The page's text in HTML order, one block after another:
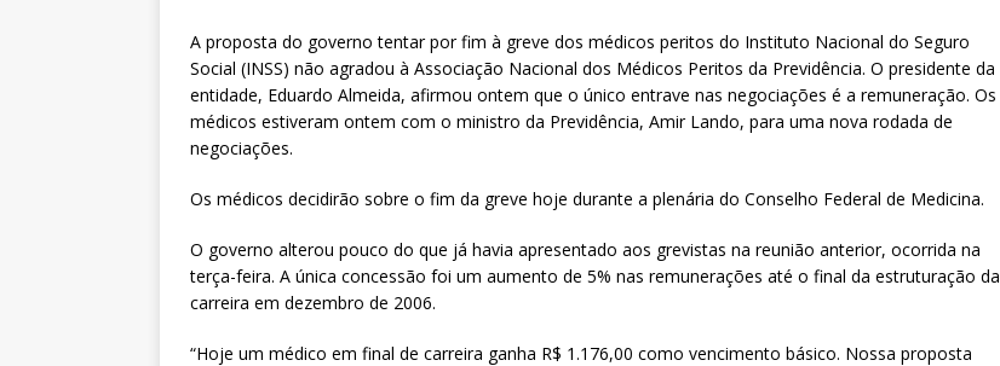
debate sobre os impactos das novas tecnologias no serviço público
DESTAQUES
A proposta do governo tentar por fim à greve dos médicos peritos do Instituto Nacional do Seguro
Social (INSS) não agradou à Associação Nacional dos Médicos Peritos da Previdência. O presidente da
entidade, Eduardo Almeida, afirmou ontem que o único entrave nas negociações é a remuneração. Os
médicos estiveram ontem com o ministro da Previdência, Amir Lando, para uma nova rodada de
negociações.
Os médicos decidirão sobre o fim da greve hoje durante a plenária do Conselho Federal de Medicina.
O governo alterou pouco do que já havia apresentado aos grevistas na reunião anterior, ocorrida na
terça-feira. A única concessão foi um aumento de 5% nas remunerações até o final da estruturação da
carreira em dezembro de 2006.
“Hoje um médico em final de carreira ganha R$ 1.176,00 como vencimento básico. Nossa proposta